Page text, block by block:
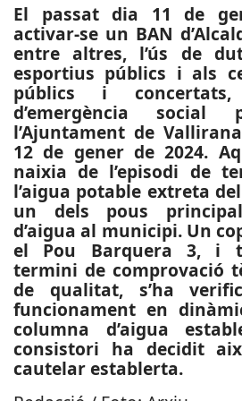
El passat dia 11 de
activar-se un BAN
entre altres, l’ús de
esportius públics i als
públics i concertats,
d’emergència social
l’Ajuntament de
12 de gener de 2024.
naixia de l’episodi de
l’aigua potable extreta
un dels pous
d’aigua al municipi. Un
el Pou Barquera 3, i
termini de comprovació
de qualitat, s’ha
funcionament en
columna d’aigua
consistori ha decidit
cautelar establerta.